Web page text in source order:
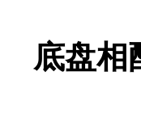
底盘相